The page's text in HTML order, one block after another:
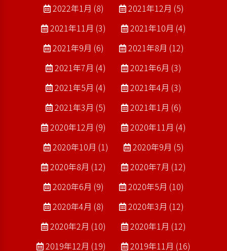
2022年1月 (8)
2021年12月 (5)
2021年11月 (3)
2021年10月 (4)
2021年9月 (6)
2021年8月 (12)
2021年7月 (4)
2021年6月 (3)
2021年5月 (4)
2021年4月 (3)
2021年3月 (5)
2021年1月 (6)
2020年12月 (9)
2020年11月 (4)
2020年10月 (1)
2020年9月 (5)
2020年8月 (12)
2020年7月 (12)
2020年6月 (9)
2020年5月 (10)
2020年4月 (8)
2020年3月 (12)
2020年2月 (10)
2020年1月 (12)
2019年12月 (19)
2019年11月 (16)